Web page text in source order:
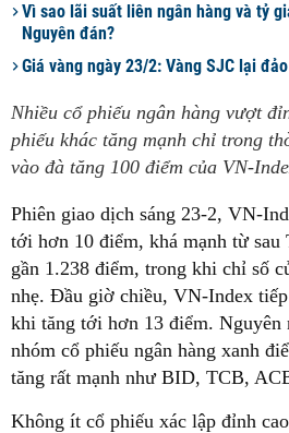
Vì sao lãi suất liên ngân hàng và tỷ
Nguyên đán?
Giá vàng ngày 23/2: Vàng SJC lại
Nhiều cổ phiếu ngân hàng vượt
phiếu khác tăng mạnh chỉ trong
vào đà tăng 100 điểm của VN-
Phiên giao dịch sáng 23-2, VN-
tới hơn 10 điểm, khá mạnh từ
gần 1.238 điểm, trong khi chỉ số
nhẹ. Đầu giờ chiều, VN-Index
khi tăng tới hơn 13 điểm. Nguyên
nhóm cổ phiếu ngân hàng xanh
tăng rất mạnh như BID, TCB,
Không ít cổ phiếu xác lập đỉnh